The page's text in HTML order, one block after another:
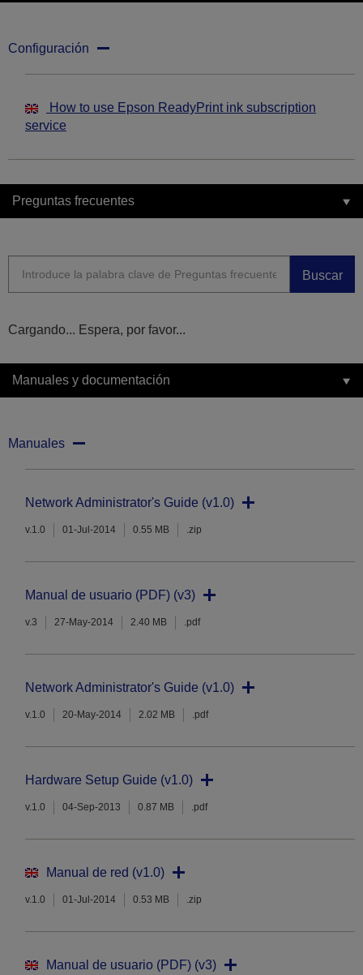
Configuración
How to use Epson ReadyPrint ink subscription
service
Preguntas frecuentes
Buscar
Cargando... Espera, por favor...
Manuales y documentación
Manuales
Network Administrator's Guide (v1.0)
v.1.0 01-Jul-2014 0.55 MB .zip
Manual de usuario (PDF) (v3)
v.3 27-May-2014 2.40 MB .pdf
Network Administrator's Guide (v1.0)
v.1.0 20-May-2014 2.02 MB .pdf
Hardware Setup Guide (v1.0)
v.1.0 04-Sep-2013 0.87 MB .pdf
Manual de red (v1.0)
v.1.0 01-Jul-2014 0.53 MB .zip
Manual de usuario (PDF) (v3)